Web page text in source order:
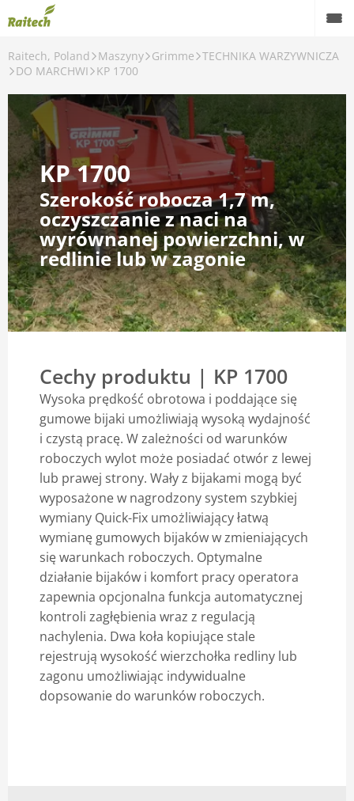
Raitech, Poland Maszyny Grimme TECHNIKA WARZYWNICZA
DO MARCHWI
KP 1700
KP 1700
Szerokość robocza 1,7 m,
oczyszczanie z naci na
wyrównanej powierzchni, w
redlinie lub w zagonie
Cechy produktu | KP 1700
Wysoka prędkość obrotowa i poddające się
gumowe bijaki umożliwiają wysoką wydajność
i czystą pracę. W zależności od warunków
roboczych wylot może posiadać otwór z lewej
lub prawej strony. Wały z bijakami mogą być
wyposażone w nagrodzony system szybkiej
wymiany Quick-Fix umożliwiający łatwą
wymianę gumowych bijaków w zmieniających
się warunkach roboczych. Optymalne
działanie bijaków i komfort pracy operatora
zapewnia opcjonalna funkcja automatycznej
kontroli zagłębienia wraz z regulacją
nachylenia. Dwa koła kopiujące stale
rejestrują wysokość wierzchołka redliny lub
zagonu umożliwiając indywidualne
dopsowanie do warunków roboczych.
Maszyny
Maszyny używane
Części zamienne
Serwis
Rolnictwo precyzyjne
Finansowanie
Kariera
O nas
Blog